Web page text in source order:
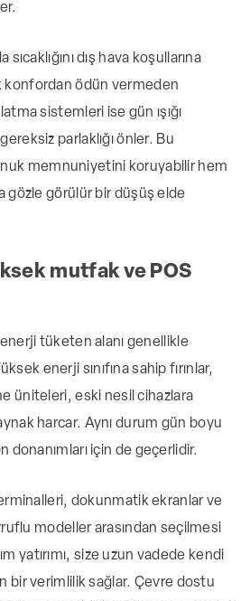
dış hava koşullarına
konfordan ödün vermeden
sistemleri ise gün ışığı
parlaklığı önler. Bu
memnuniyetini koruyabilir hem
gözle görülür bir düşüş elde
mutfak ve POS
tüketen alanı genellikle
enerji sınıfına sahip fırınlar,
üniteleri, eski nesil cihazlara
harcar. Aynı durum gün boyu
donanımları için de geçerlidir.
dokunmatik ekranlar ve
modeller arasından seçilmesi
yatırımı, size uzun vadede kendi
bir verimlilik sağlar. Çevre dostu